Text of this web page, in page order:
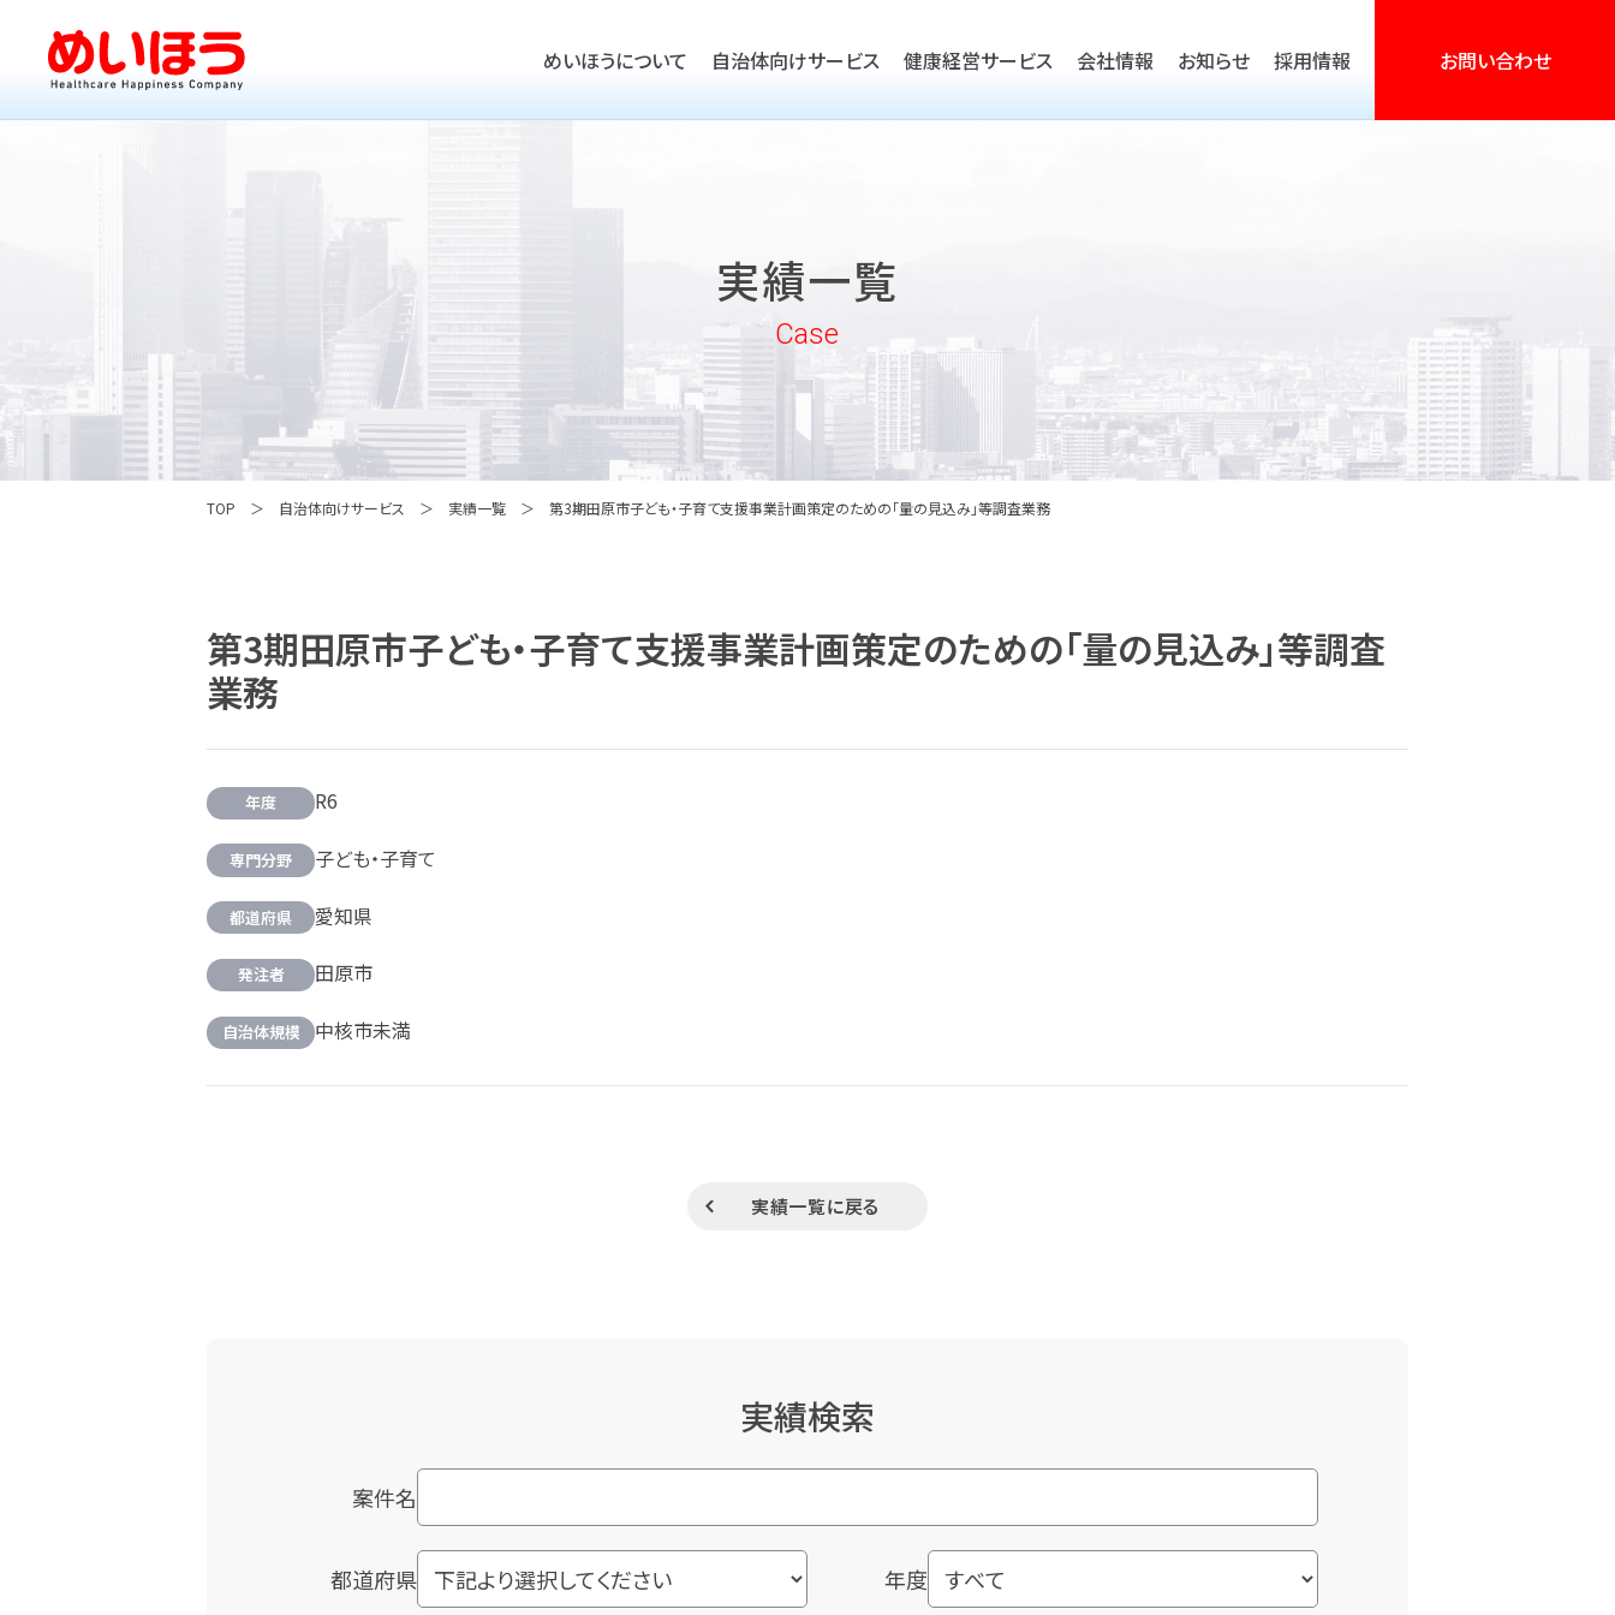
めいほうについて 自治体向けサービス
実績一覧
健康経営サービス
健康経営優良法人取得支援
企業向けヘルスケア・健康経営活動支援
会社情報
沿革
めいほうの取り組み
めいほうの歴史
お知らせ 採用情報 お問い合わせ
実績一覧
Case
TOP 自治体向けサービス 実績一覧 第3期田原市子ども・子育て支援事業計画策定のための「量の見込み」等調査業務
第3期田原市子ども・子育て支援事業計画策定のための「量の見込み」等調査
業務
年度 R6
専門分野 子ども・子育て
都道府県 愛知県
発注者 田原市
自治体規模 中核市未満
実績一覧に戻る
実績検索
案件名
都道府県 年度